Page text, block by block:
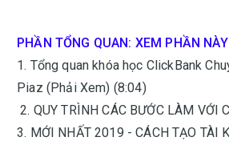
PHẦN TỔNG QUAN: XEM PHẦN
1. Tổng quan khóa học ClickBank
Piaz (Phải Xem) (8:04)
2. QUY TRÌNH CÁC BƯỚC LÀM VỚI
3. MỚI NHẤT 2019 - CÁCH TẠO TÀI